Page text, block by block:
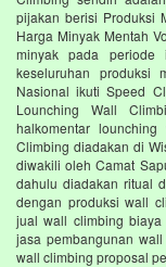
pijakan berisi Produksi
Harga Minyak Mentah
minyak pada
keseluruhan produksi
Nasional ikuti Speed
Lounching Wall
halkomentar
Climbing diadakan di
diwakili oleh Camat
dahulu diadakan ritual
dengan produksi wall
jual wall climbing
jasa pembangunan
wall climbing proposal